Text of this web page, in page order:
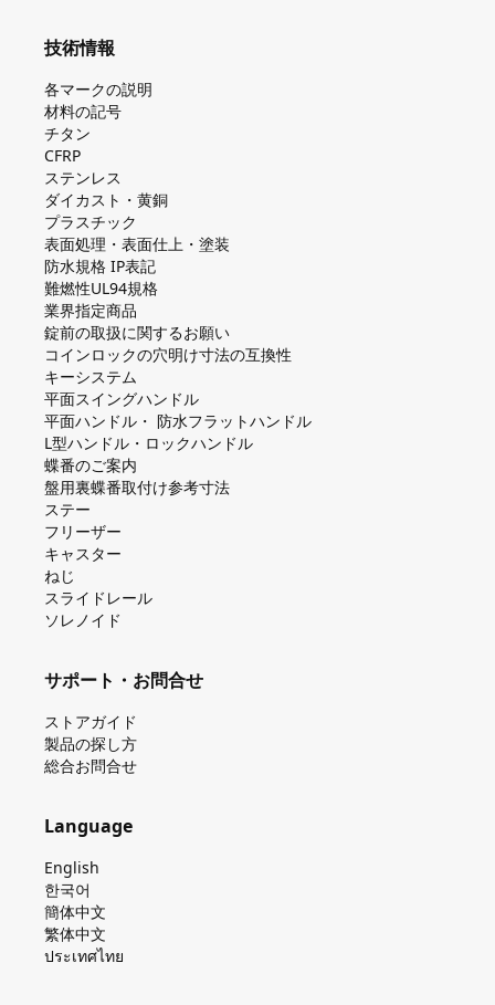
技術情報
各マークの説明
材料の記号
チタン
CFRP
ステンレス
ダイカスト・⻩銅
プラスチック
表面処理・表面仕上・塗装
防⽔規格 IP表記
難燃性UL94規格
業界指定商品
錠前の取扱に関するお願い
コインロックの⽳明け⼨法の互換性
キーシステム
平⾯スイングハンドル
平⾯ハンドル・ 防⽔フラットハンドル
L型ハンドル・ロックハンドル
蝶番のご案内
盤⽤裏蝶番取付け参考⼨法
ステー
フリーザー
キャスター
ねじ
スライドレール
ソレノイド
サポート・お問合せ
ストアガイド
製品の探し⽅
総合お問合せ
Language
English
한국어
簡体中文
繁体中文
ประเทศไทย